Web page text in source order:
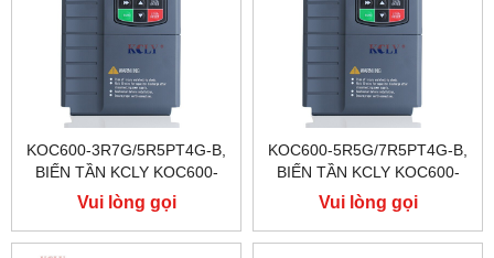
KOC600-3R7G/5R5PT4G-B,
BIẾN TẦN KCLY KOC600-
3R7G/5R5PT4G-B
Vui lòng gọi
KOC600-5R5G/7R5PT4G-B,
BIẾN TẦN KCLY KOC600-
5R5G/7R5PT4G-B
Vui lòng gọi